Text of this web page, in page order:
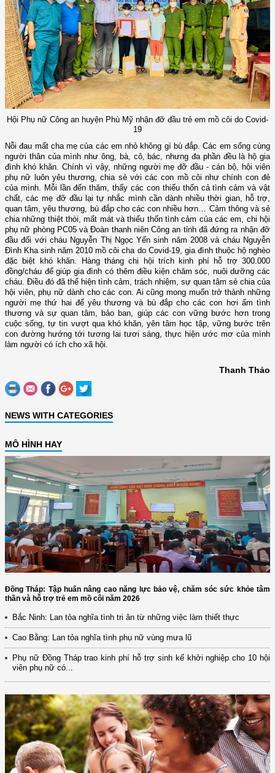
Hội Phụ nữ Công an huyện Phù Mỹ nhận đỡ đầu trẻ em mồ côi do Covid-
19
Nỗi đau mất cha mẹ của các em nhỏ không gì bù đắp. Các em sống cùng
người thân của mình như ông, bà, cô, bác, nhưng đa phần đều là hộ gia
đình khó khăn. Chính vì vậy, những người mẹ đỡ đầu - cán bộ, hội viên
phụ nữ luôn yêu thương, chia sẻ với các con mồ côi như chính con đẻ
của mình. Mỗi lần đến thăm, thấy các con thiếu thốn cả tình cảm và vật
chất, các mẹ đỡ đầu lại tự nhắc mình cần dành nhiều thời gian, hỗ trợ,
quan tâm, yêu thương, bù đắp cho các con nhiều hơn…
Cảm thông và sẻ
chia những thiệt thòi, mất mát và thiếu thốn tình cảm của các em, chi hội
phụ nữ phòng PC05 và Đoàn thanh niên Công an tỉnh đã đứng ra nhận đỡ
đầu đối với cháu Nguyễn Thị Ngọc Yến sinh năm 2008 và cháu Nguyễn
Đình Kha sinh năm 2010 mồ côi cha do Covid-19, gia đình thuộc hộ nghèo
đặc biệt khó khăn. Hàng tháng chi hội trích kinh phí hỗ trợ 300.000
đồng/cháu để giúp gia đình có thêm điều kiện chăm sóc, nuôi dưỡng các
cháu. Điều đó đã thể hiện tình cảm, trách nhiệm, sự quan tâm sẻ chia của
hội viên, phụ nữ dành cho các con. Ai cũng mong muốn trở thành những
người mẹ thứ hai để yêu thương và bù đắp cho các con hơi ấm tình
thương và sự quan tâm, bảo ban, giúp các con vững bước hơn trong
cuộc sống, tự tin vượt qua khó khăn, yên tâm học tập, vững bước trên
con đường hướng tới tương lai tươi sáng, thực hiện ước mơ của mình
làm người có ích cho xã hội.
Thanh Thảo
NEWS WITH CATEGORIES
MÔ HÌNH HAY
Đồng Tháp: Tập huấn nâng cao năng lực bảo vệ, chăm sóc sức khỏe tâm
thần và hỗ trợ trẻ em mồ côi năm 2026
Bắc Ninh: Lan tỏa nghĩa tình tri ân từ những việc làm thiết thực
Cao Bằng: Lan tỏa nghĩa tình phụ nữ vùng mưa lũ
Phụ nữ Đồng Tháp trao kinh phí hỗ trợ sinh kế khởi nghiệp cho 10 hội
viên phụ nữ có...